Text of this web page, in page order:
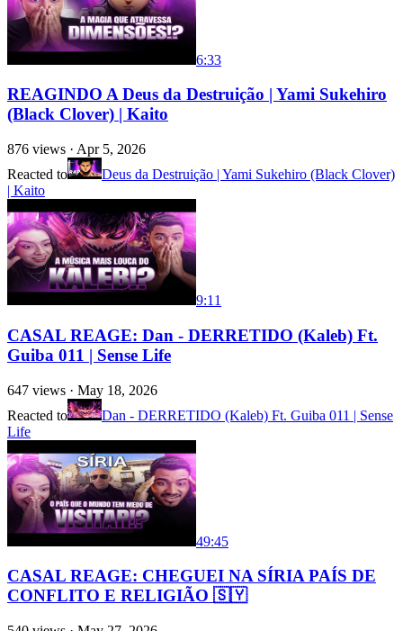
6:33
REAGINDO A Deus da Destruição | Yami Sukehiro
(Black Clover) | Kaito
876 views · Apr 5, 2026
Reacted to
Deus da Destruição | Yami Sukehiro (Black Clover)
| Kaito
9:11
CASAL REAGE: Dan - DERRETIDO (Kaleb) Ft.
Guiba 011 | Sense Life
647 views · May 18, 2026
Reacted to
Dan - DERRETIDO (Kaleb) Ft. Guiba 011 | Sense
Life
49:45
CASAL REAGE: CHEGUEI NA SÍRIA PAÍS DE
CONFLITO E RELIGIÃO 🇸🇾